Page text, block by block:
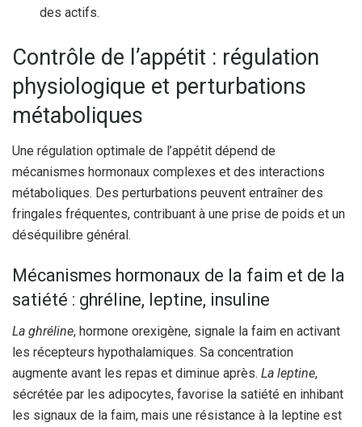
des actifs.
Contrôle de l’appétit : régulation
physiologique et perturbations
métaboliques
Une régulation optimale de l’appétit dépend de
mécanismes hormonaux complexes et des interactions
métaboliques. Des perturbations peuvent entraîner des
fringales fréquentes, contribuant à une prise de poids et un
déséquilibre général.
Mécanismes hormonaux de la faim et de la
satiété : ghréline, leptine, insuline
La ghréline, hormone orexigène, signale la faim en activant
les récepteurs hypothalamiques. Sa concentration
augmente avant les repas et diminue après. La leptine,
sécrétée par les adipocytes, favorise la satiété en inhibant
les signaux de la faim, mais une résistance à la leptine est